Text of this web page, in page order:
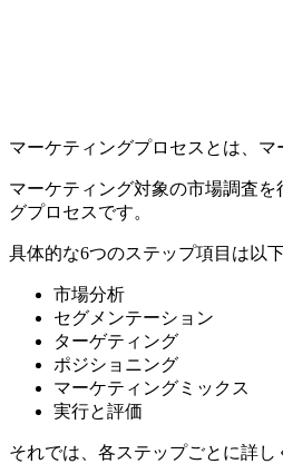
マーケティングプロセスとは、マ
マーケティング対象の市場調査
グプロセスです。
具体的な6つのステップ項目は以
市場分析
セグメンテーション
ターゲティング
ポジショニング
マーケティングミックス
実行と評価
それでは、各ステップごとに詳し